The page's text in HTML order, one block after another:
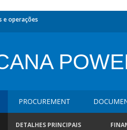
e operações
PROCUREMENT
DETALHES PRINCIPAIS